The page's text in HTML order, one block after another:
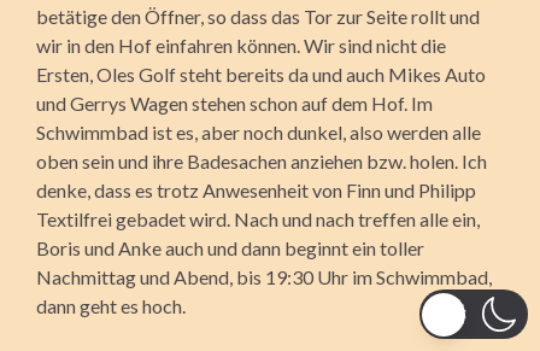
betätige den Öffner, so dass das Tor zur Seite rollt und
wir in den Hof einfahren können. Wir sind nicht die
Ersten, Oles Golf steht bereits da und auch Mikes Auto
und Gerrys Wagen stehen schon auf dem Hof. Im
Schwimmbad ist es, aber noch dunkel, also werden alle
oben sein und ihre Badesachen anziehen bzw. holen. Ich
denke, dass es trotz Anwesenheit von Finn und Philipp
Textilfrei gebadet wird. Nach und nach treffen alle ein,
Boris und Anke auch und dann beginnt ein toller
Nachmittag und Abend, bis 19:30 Uhr im Schwimmbad,
dann geht es hoch.